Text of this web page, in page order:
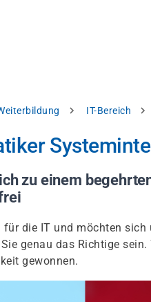
IT-Bereich
zu einem
die IT und möchten
genau das Richtige sein.
gewonnen.